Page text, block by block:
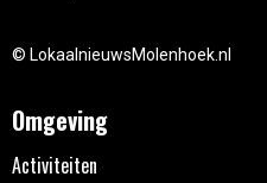
© LokaalnieuwsMolenhoek.nl
Omgeving
Activiteiten